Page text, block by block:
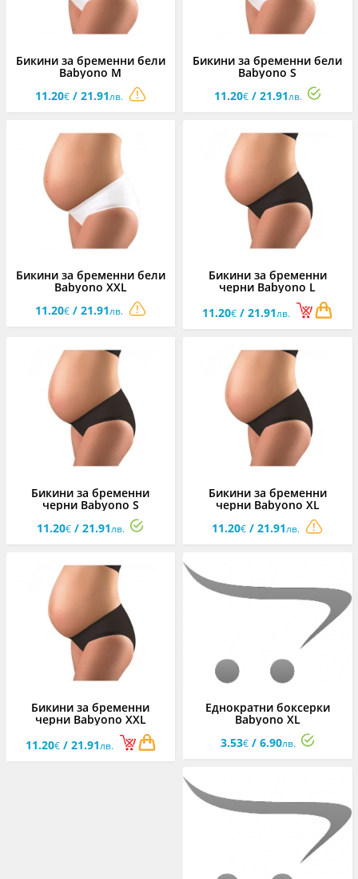
Бикини за бременни бели
Babyono M
11.20€/ 21.91лв.
Бикини за бременни бели
Babyono S
11.20€/ 21.91лв.
Бикини за бременни бели
Babyono XXL
11.20€/ 21.91лв.
Бикини за бременни
черни Babyono L
11.20€ / 21.91лв.
Бикини за бременни
черни Babyono S
11.20€ / 21.91лв.
Бикини за бременни
черни Babyono XL
11.20€ / 21.91лв.
Бикини за бременни
черни Babyono XXL
11.20€/ 21.91лв.
Еднократни боксерки
Babyono XL
3.53€/ 6.90лв.